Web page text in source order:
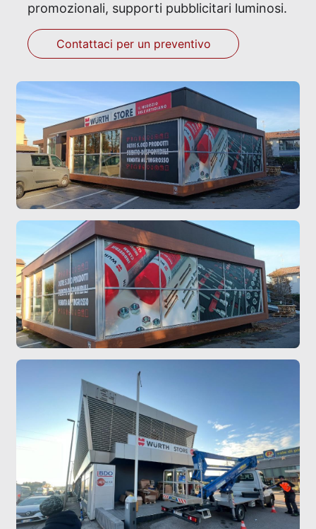
promozionali, supporti pubblicitari luminosi.
Contattaci per un preventivo